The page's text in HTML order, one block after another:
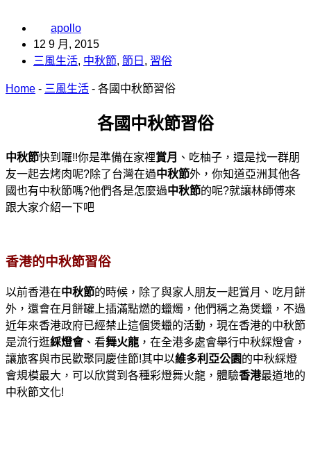
apollo
12 9 月, 2015
三風生活, 中秋節, 節日 , 習俗
Home - 三風生活 - 各國中秋節習俗
各國中秋節習俗
中秋節快到囉!!你是準備在家裡賞月 、吃柚子，還是找一群朋
友一起去烤肉呢?除了台灣在過中秋節外，你知道亞洲其他各
國也有中秋節嗎?他們各是怎麼過中秋節的呢?就讓林師傅來
跟大家介紹一下吧
香港的中秋節習俗
以前香港在中秋節的時候，除了與家人朋友一起賞月、吃月餅
外，還會在月餅罐上插滿點燃的蠟燭，他們稱之為煲蠟，不過
近年來香港政府已經禁止這個煲蠟的活動，現在香港的中秋節
是流行逛綵燈會、看舞火龍 ，在全港多處會舉行中秋綵燈會，
讓旅客與市民歡聚同慶佳節!其中以維多利亞公園的中秋綵燈
會規模最大，可以欣賞到各種彩燈舞火龍，體驗香港最道地的
中秋節文化!